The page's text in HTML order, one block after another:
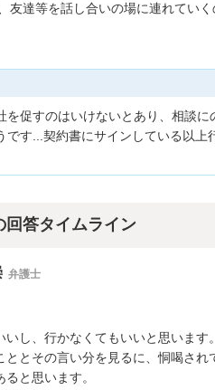
友達等を話し合いの場に連れてい
を促すのはいけないとあり、相談
です...契約書にサインしている以
回答タイムライン
弁護士
し、行かなくてもいいと思います。
ととその言い分を見るに、恫喝さ
と思います。